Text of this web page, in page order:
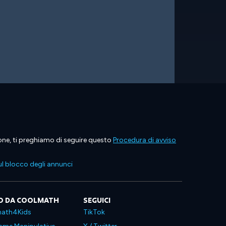
ti preghiamo di seguire questo Procedura di avviso
blocco degli annunci
DA COOLMATH SEGUICI
TikTok